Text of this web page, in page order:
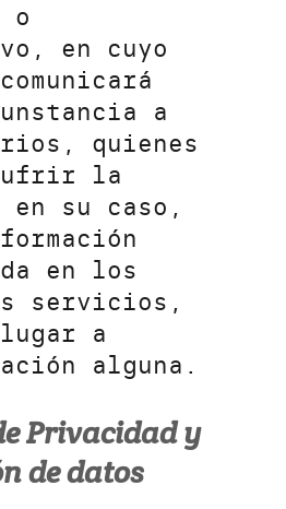
o
en cuyo
a
quienes
la
en su caso,
en los
servicios,
a
alguna.
Privacidad y
de datos